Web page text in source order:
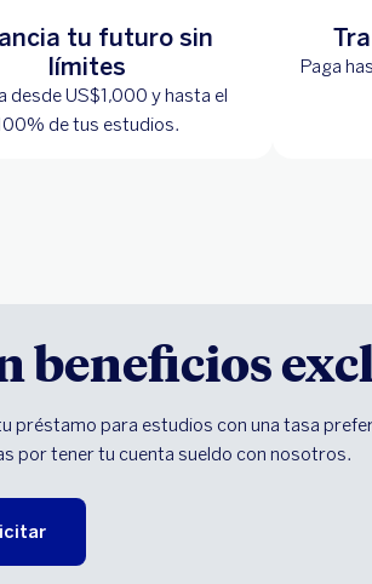
tu futuro sin
límites
desde US$1,000 y hasta el
de tus estudios.
Paga
beneficios
préstamo para estudios con una tasa
por tener tu cuenta sueldo con nosotros.